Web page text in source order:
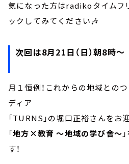
気になった方はradikoタイムフ
ックしてみてください🎶
次回は8月21日（日）朝8時～
月１恒例！これからの地域との
ディア
「TURNS」の堀口正裕さんをお
「地方×教育 ～地域の学び舎～
す！